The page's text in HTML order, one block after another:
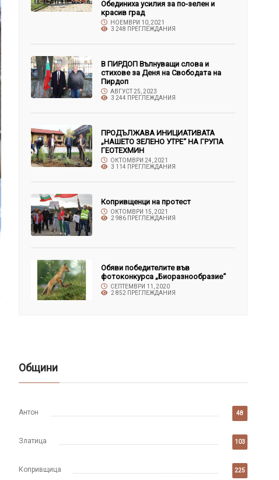
Обединиха усилия за по-зелен и
красив град
НОЕМВРИ 10, 2021
3 248 ПРЕГЛЕЖДАНИЯ
В ПИРДОП Вълнуващи слова и
стихове за Деня на Свободата на
Пирдоп
АВГУСТ 25, 2023
3 244 ПРЕГЛЕЖДАНИЯ
ПРОДЪЛЖАВА ИНИЦИАТИВАТА
„НАШЕТО ЗЕЛЕНО УТРЕ“ НА ГРУПА
ГЕОТЕХМИН
ОКТОМВРИ 24, 2021
3 114 ПРЕГЛЕЖДАНИЯ
Копривщенци на протест
ОКТОМВРИ 15, 2021
2 986 ПРЕГЛЕЖДАНИЯ
Обяви победителите във
фотоконкурса „Биоразнообразие“
СЕПТЕМВРИ 11, 2020
2 852 ПРЕГЛЕЖДАНИЯ
Общини
Антон 48
Златица 103
Копривщица 225